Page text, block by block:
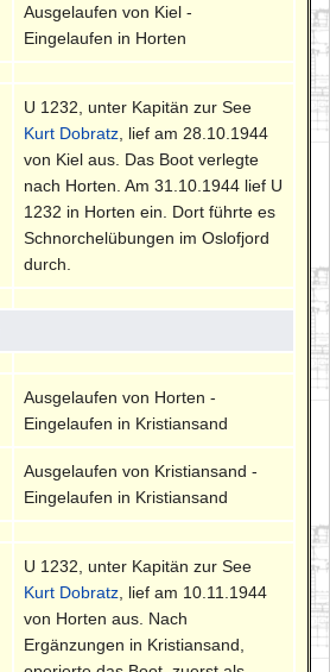
Ausgelaufen von Kiel -
Eingelaufen in Horten
U 1232, unter Kapitän zur See
Kurt Dobratz , lief am 28.10.1944
von Kiel aus. Das Boot verlegte
nach Horten. Am 31.10.1944 lief U
1232 in Horten ein. Dort führte es
Schnorchelübungen im Oslofjord
durch.
Ausgelaufen von Horten -
Eingelaufen in Kristiansand
Ausgelaufen von Kristiansand -
Eingelaufen in Kristiansand
U 1232, unter Kapitän zur See
Kurt Dobratz , lief am 10.11.1944
von Horten aus. Nach
Ergänzungen in Kristiansand,